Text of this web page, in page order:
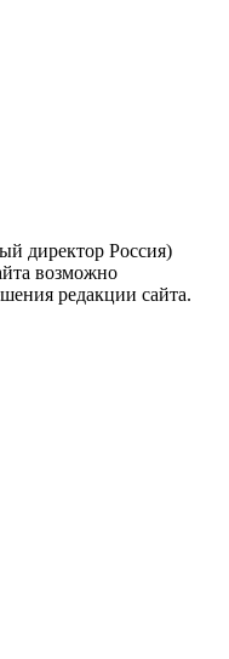
директор Россия)
возможно
редакции сайта.